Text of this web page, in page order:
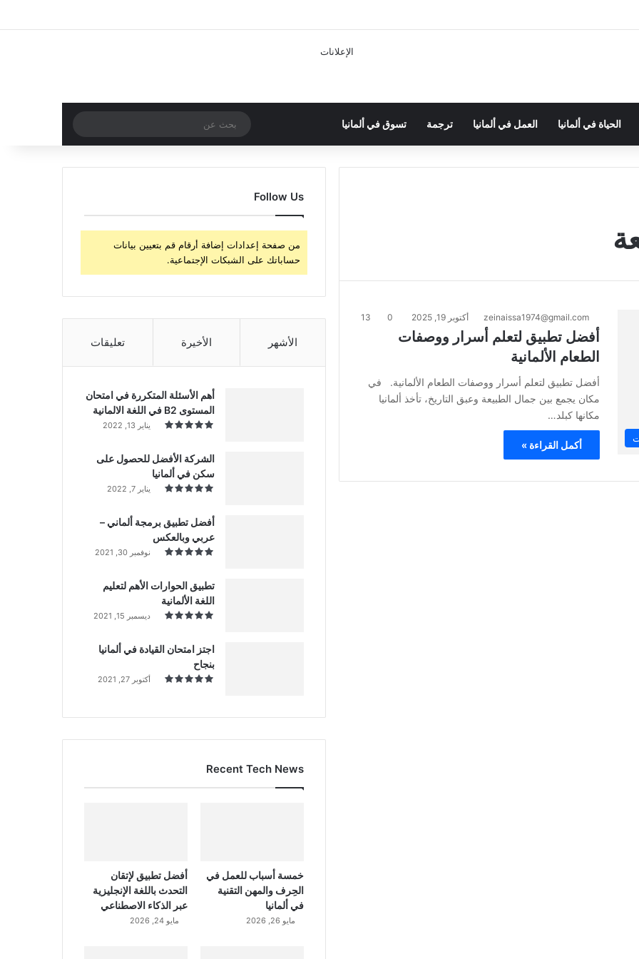
الإعلانات
الحياة في ألمانيا العمل في ألمانيا ترجمة تسوق في ألمانيا مقال عشوائي
عن
zeinaissa1974@gmail.com أكتوبر 19, 2025 0
13
أفضل تطبيق لتعلم أسرار ووصفات
الطعام الألمانية
أفضل تطبيق لتعلم أسرار ووصفات الطعام الألمانية. في
مكان يجمع بين جمال الطبيعة وعبق التاريخ، تأخذ ألمانيا
مكانها كبلد…
أكمل القراءة »
Follow Us
من صفحة إعدادات إضافة أرقام قم بتعيين بيانات
حساباتك على الشبكات الإجتماعية.
الأشهر الأخيرة تعليقات
أهم الأسئلة المتكررة في امتحان
المستوى B2 في اللغة الالمانية
يناير 13, 2022
الشركة الأفضل للحصول على
سكن في ألمانيا
يناير 7, 2022
أفضل تطبيق برمجة ألماني –
عربي وبالعكس
نوفمبر 30, 2021
تطبيق الحوارات الأهم لتعليم
اللغة الألمانية
ديسمبر 15, 2021
اجتز امتحان القيادة في ألمانيا
بنجاح
أكتوبر 27, 2021
Recent Tech News
خمسة أسباب للعمل في
الحِرف والمهن التقنية
في ألمانيا
مايو 26, 2026
أفضل تطبيق لإتقان
التحدث باللغة الإنجليزية
عبر الذكاء الاصطناعي
مايو 24, 2026